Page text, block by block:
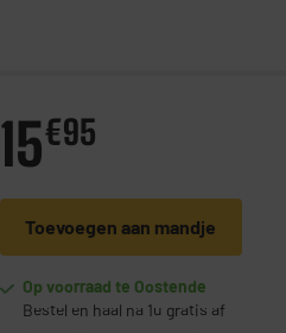
15€95
Toevoegen aan mandje
Op voorraad te Oostende
Bestel en haal na 1u gratis af